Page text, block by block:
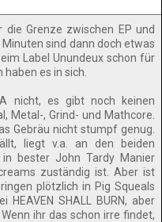
Grenze zwischen EP und
sind dann doch etwas
Label Unundeux schon für
es in sich.
nicht, es gibt noch keinen
Metal-, Grind- und Mathcore.
Gebräu nicht stumpf genug.
liegt v.a. an den beiden
bester John Tardy Manier
zuständig ist. Aber ist
plötzlich in Pig Squeals
SHALL BURN, aber
ihr das schon irre findet,